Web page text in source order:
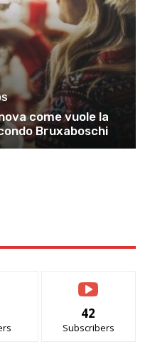
come vuole la
Bruxaboschi
42
Subscribers